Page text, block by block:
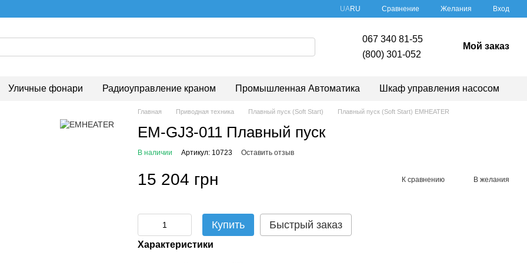
UARU Сравнение Желания Вход
067 340 81-55
(800) 301-052
Мой заказ
Уличные фонари Радиоуправление краном Промышленная Автоматика Шкаф управления насосом
Главная Приводная техника Плавный пуск (Soft Start) Плавный пуск (Soft Start) EMHEATER
EM-GJ3-011 Плавный пуск
В наличии Артикул: 10723 Оставить отзыв
15 204 грн К сравнению В желания
Купить Быстрый заказ
Характеристики